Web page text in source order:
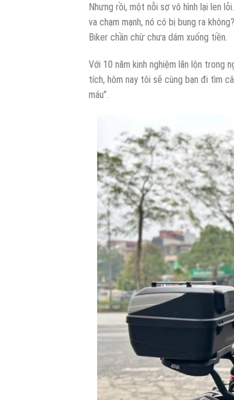
Nhưng rồi, một nỗi sợ vô hình lại len
va chạm mạnh, nó có bị bung ra
Biker chần chừ chưa dám xuống tiền.
Với 10 năm kinh nghiệm lăn lộn trong
tích, hôm nay tôi sẽ cùng bạn đi tìm
máu”.